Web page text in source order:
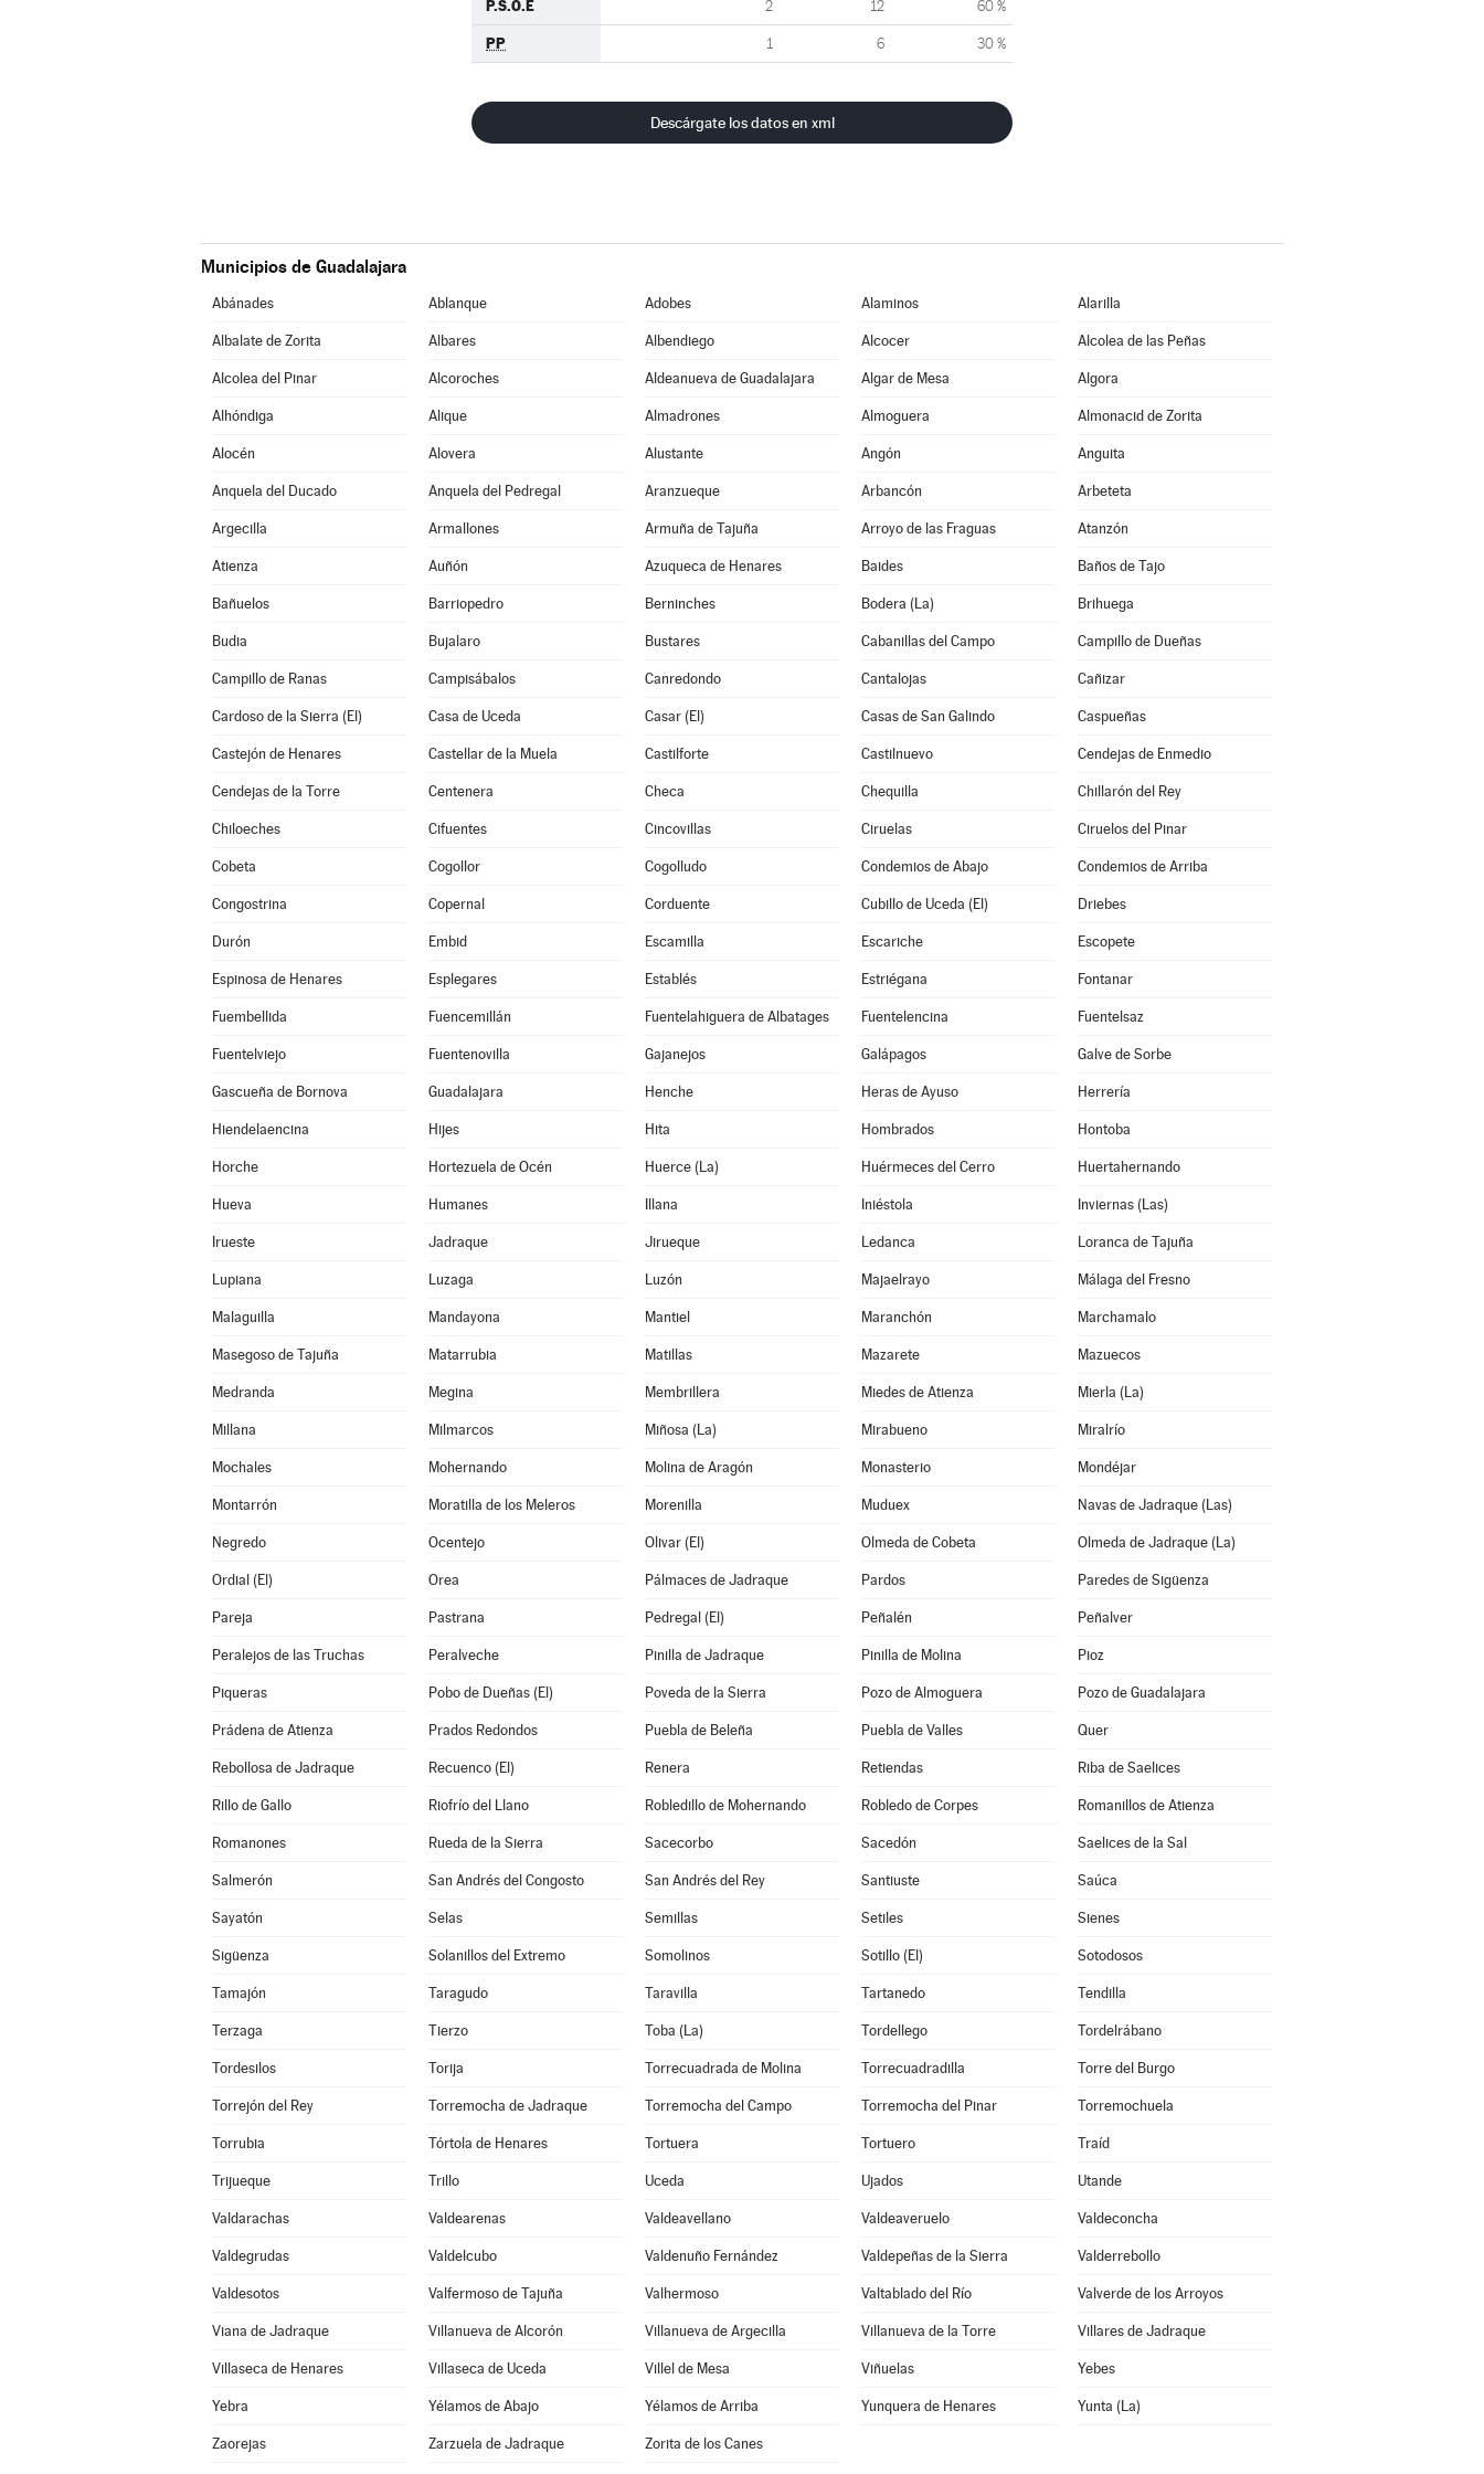
P.S.O.E 2 12 60 %
PP 1 6 30 %
Descárgate los datos en xml
Municipios de Guadalajara
Abánades Ablanque Adobes Alaminos Alarilla
Albalate de Zorita Albares Albendiego Alcocer Alcolea de las Peñas
Alcolea del Pinar Alcoroches Aldeanueva de Guadalajara Algar de Mesa Algora
Alhóndiga Alique Almadrones Almoguera Almonacid de Zorita
Alocén Alovera Alustante Angón Anguita
Anquela del Ducado Anquela del Pedregal Aranzueque Arbancón Arbeteta
Argecilla Armallones Armuña de Tajuña Arroyo de las Fraguas Atanzón
Atienza Auñón Azuqueca de Henares Baides Baños de Tajo
Bañuelos Barriopedro Berninches Bodera (La) Brihuega
Budia Bujalaro Bustares Cabanillas del Campo Campillo de Dueñas
Campillo de Ranas Campisábalos Canredondo Cantalojas Cañizar
Cardoso de la Sierra (El) Casa de Uceda Casar (El) Casas de San Galindo Caspueñas
Castejón de Henares Castellar de la Muela Castilforte Castilnuevo Cendejas de Enmedio
Cendejas de la Torre Centenera Checa Chequilla Chillarón del Rey
Chiloeches Cifuentes Cincovillas Ciruelas Ciruelos del Pinar
Cobeta Cogollor Cogolludo Condemios de Abajo Condemios de Arriba
Congostrina Copernal Corduente Cubillo de Uceda (El) Driebes
Durón Embid Escamilla Escariche Escopete
Espinosa de Henares Esplegares Establés Estriégana Fontanar
Fuembellida Fuencemillán Fuentelahiguera de Albatages Fuentelencina Fuentelsaz
Fuentelviejo Fuentenovilla Gajanejos Galápagos Galve de Sorbe
Gascueña de Bornova Guadalajara Henche Heras de Ayuso Herrería
Hiendelaencina Hijes Hita Hombrados Hontoba
Horche Hortezuela de Océn Huerce (La) Huérmeces del Cerro Huertahernando
Hueva Humanes Illana Iniéstola Inviernas (Las)
Irueste Jadraque Jirueque Ledanca Loranca de Tajuña
Lupiana Luzaga Luzón Majaelrayo Málaga del Fresno
Malaguilla Mandayona Mantiel Maranchón Marchamalo
Masegoso de Tajuña Matarrubia Matillas Mazarete Mazuecos
Medranda Megina Membrillera Miedes de Atienza Mierla (La)
Millana Milmarcos Miñosa (La) Mirabueno Miralrío
Mochales Mohernando Molina de Aragón Monasterio Mondéjar
Montarrón Moratilla de los Meleros Morenilla Muduex Navas de Jadraque (Las)
Negredo Ocentejo Olivar (El) Olmeda de Cobeta Olmeda de Jadraque (La)
Ordial (El) Orea Pálmaces de Jadraque Pardos Paredes de Sigüenza
Pareja Pastrana Pedregal (El) Peñalén Peñalver
Peralejos de las Truchas Peralveche Pinilla de Jadraque Pinilla de Molina Pioz
Piqueras Pobo de Dueñas (El) Poveda de la Sierra Pozo de Almoguera Pozo de Guadalajara
Prádena de Atienza Prados Redondos Puebla de Beleña Puebla de Valles Quer
Rebollosa de Jadraque Recuenco (El) Renera Retiendas Riba de Saelices
Rillo de Gallo Riofrío del Llano Robledillo de Mohernando Robledo de Corpes Romanillos de Atienza
Romanones Rueda de la Sierra Sacecorbo Sacedón Saelices de la Sal
Salmerón San Andrés del Congosto San Andrés del Rey Santiuste Saúca
Sayatón Selas Semillas Setiles Sienes
Sigüenza Solanillos del Extremo Somolinos Sotillo (El) Sotodosos
Tamajón Taragudo Taravilla Tartanedo Tendilla
Terzaga Tierzo Toba (La) Tordellego Tordelrábano
Tordesilos Torija Torrecuadrada de Molina Torrecuadradilla Torre del Burgo
Torrejón del Rey Torremocha de Jadraque Torremocha del Campo Torremocha del Pinar Torremochuela
Torrubia Tórtola de Henares Tortuera Tortuero Traíd
Trijueque Trillo Uceda Ujados Utande
Valdarachas Valdearenas Valdeavellano Valdeaveruelo Valdeconcha
Valdegrudas Valdelcubo Valdenuño Fernández Valdepeñas de la Sierra Valderrebollo
Valdesotos Valfermoso de Tajuña Valhermoso Valtablado del Río Valverde de los Arroyos
Viana de Jadraque Villanueva de Alcorón Villanueva de Argecilla Villanueva de la Torre Villares de Jadraque
Villaseca de Henares Villaseca de Uceda Villel de Mesa Viñuelas Yebes
Yebra Yélamos de Abajo Yélamos de Arriba Yunquera de Henares Yunta (La)
Zaorejas Zarzuela de Jadraque Zorita de los Canes